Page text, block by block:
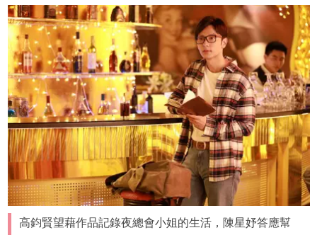
高鈞賢望藉作品記錄夜總會小姐的生活，陳星妤答應幫